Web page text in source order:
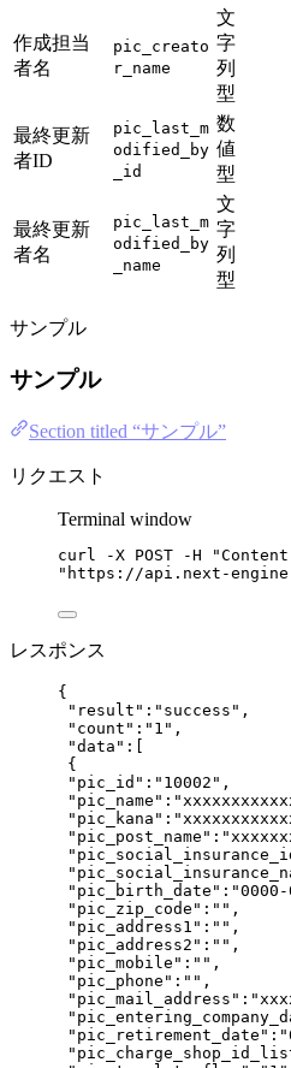
作成担当
者名
pic_creato
r_name
文
字
列
型
最終更新
者ID
pic_last_m
odified_by
_id
数
値
型
最終更新
者名
pic_last_m
odified_by
_name
文
字
列
型
サンプル
サンプル
Section titled “サンプル”
リクエスト
Terminal window
curl -X POST -H "
" https://api.next-
レスポンス
{
"result" : " success " ,
"count" : " 1 " ,
"data" :[
{
"pic_id" : " 10002 " ,
"pic_name" : "
"pic_kana" : "
"pic_post_name" : "
"pic_birth_date" : "
"pic_zip_code" : "" ,
"pic_address1" : "" ,
"pic_address2" : "" ,
"pic_mobile" : "" ,
"pic_phone" : "" ,
"pic_mail_address" : "
"pic_retirement_date" : "